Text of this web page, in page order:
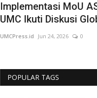
Implementasi MoU
UMC Ikuti Diskusi
UMCPress.id Jun 24, 2026 0
POPULAR TAGS